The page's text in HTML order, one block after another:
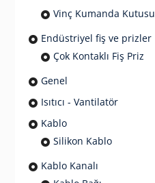
Vinç Kumanda Kutusu
Endüstriyel fiş ve prizler
Çok Kontaklı Fiş Priz
Genel
Isıtıcı - Vantilatör
Kablo
Silikon Kablo
Kablo Kanalı